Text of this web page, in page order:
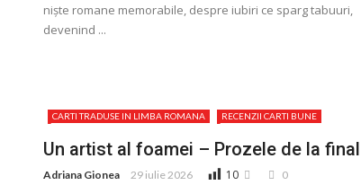
niște romane memorabile, despre iubiri ce sparg tabuuri,
devenind ...
CARTI TRADUSE IN LIMBA ROMANA RECENZII CARTI BUNE
Un artist al foamei – Prozele de la final
Adriana Gionea 29 iulie 2026 10 0